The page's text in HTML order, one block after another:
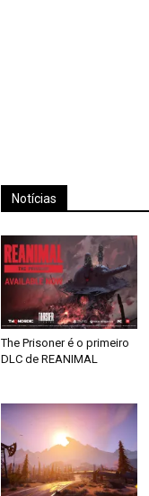
Notícias
The Prisoner é o primeiro
DLC de REANIMAL